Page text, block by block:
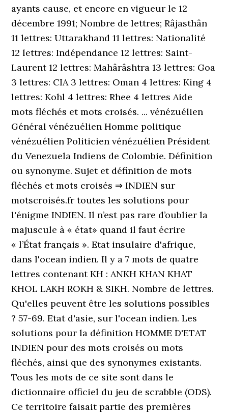
ayants cause, et encore en vigueur le 12
décembre 1991; Nombre de lettres; Râjasthân
11 lettres: Uttarakhand 11 lettres: Nationalité
12 lettres: Indépendance 12 lettres: Saint-
Laurent 12 lettres: Mahârâshtra 13 lettres: Goa
3 lettres: CIA 3 lettres: Oman 4 lettres: King 4
lettres: Kohl 4 lettres: Rhee 4 lettres Aide
mots fléchés et mots croisés. ... vénézuélien
Général vénézuélien Homme politique
vénézuélien Politicien vénézuélien Président
du Venezuela Indiens de Colombie. Définition
ou synonyme. Sujet et définition de mots
fléchés et mots croisés ⇒ INDIEN sur
motscroisés.fr toutes les solutions pour
l'énigme INDIEN. Il n’est pas rare d’oublier la
majuscule à « état» quand il faut écrire
« l’État français ». Etat insulaire d'afrique,
dans l'ocean indien. Il y a 7 mots de quatre
lettres contenant KH : ANKH KHAN KHAT
KHOL LAKH ROKH & SIKH. Nombre de lettres.
Qu'elles peuvent être les solutions possibles
? 57-69. Etat d'asie, sur l'ocean indien. Les
solutions pour la définition HOMME D'ETAT
INDIEN pour des mots croisés ou mots
fléchés, ainsi que des synonymes existants.
Tous les mots de ce site sont dans le
dictionnaire officiel du jeu de scrabble (ODS).
Ce territoire faisait partie des premières